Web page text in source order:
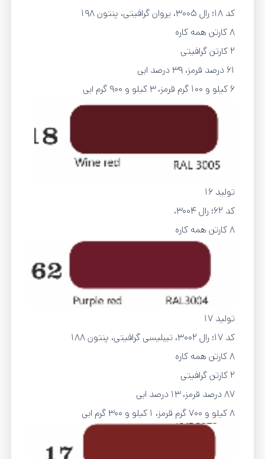
کد 18؛ رال ۳۰۰۵، یروان گرافیتی، پنتون 198
8 کارتن همه کاره
2 کارتن گرافیتی
61 درصد قرمز، 39 درصد ابی
6 کیلو و 100 گرم قرمز، 3 کیلو و 900 گرم ابی
تولید 16
کد 62؛ رال 3004،
8 کارتن همه کاره
تولید 17
کد 17؛ رال ۳۰۰۲، تیبلیسی گرافیتی، پنتون 188
8 کارتن همه کاره
2 کارتن گرافیتی
87 درصد قرمز، 13 درصد ابی
8 کیلو و 700 گرم قرمز، 1 کیلو و 300 گرم ابی